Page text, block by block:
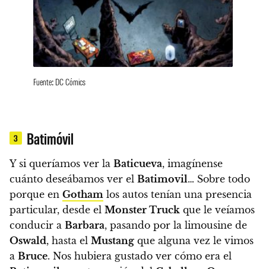
Fuente: DC Cómics
3 Batimóvil
Y si queríamos ver la Baticueva, imagínense
cuánto deseábamos ver el Batimovil… Sobre todo
porque en Gotham los autos tenían una presencia
particular, desde el Monster Truck que le veíamos
conducir a Barbara, pasando por la limousine de
Oswald, hasta el Mustang que alguna vez le vimos
a Bruce. Nos hubiera gustado ver cómo era el